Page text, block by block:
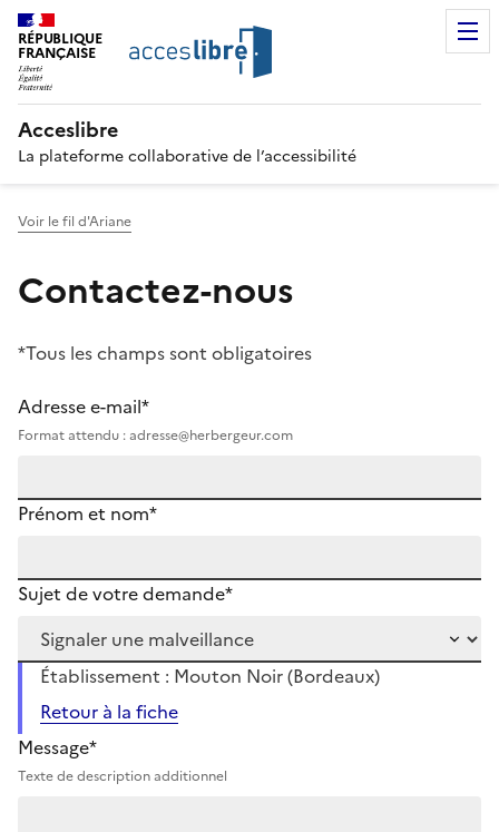
RÉPUBLIQUE
FRANÇAISE
Acceslibre
La plateforme collaborative de l’accessibilité
Voir le fil d'Ariane
Contactez-nous
*Tous les champs sont obligatoires
Adresse e-mail*
Format attendu : adresse@herbergeur.com
Prénom et nom*
Sujet de votre demande*
Établissement : Mouton Noir (Bordeaux)
Retour à la fiche
Message*
Texte de description additionnel